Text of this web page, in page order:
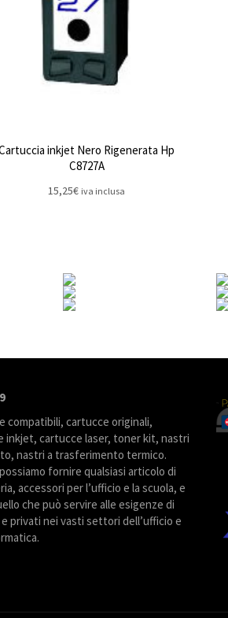
inkjet Nero Rigenerata Hp
C8727A
15,25€ iva inclusa
compatibili, cartucce originali,
inkjet, cartucce laser, toner kit, nastri
nastri a trasferimento termico.
fornire qualsiasi articolo di
accessori per l’ufficio e la scuola, e
che può servire alle esigenze di
privati nei vasti settori dell’ufficio e